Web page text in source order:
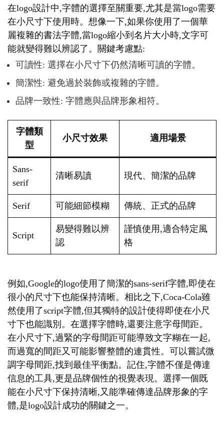
在logo設計中,字體的選擇至關重要,尤其是當logo需要
在小尺寸下使用時。想像一下,如果你使用了一個華
麗複雜的書法字體,當logo縮小到名片大小時,文字可
能就變得難以辨認了。關鍵考慮點:
可讀性: 選擇在小尺寸下仍然清晰可讀的字體。
簡潔性: 避免過於裝飾或複雜的字體。
品牌一致性: 字體應與品牌形象相符。
字體類
型
小尺寸效果 適用場景
Sans-
serif
清晰易讀 現代、簡潔的品牌
Serif 可能細節模糊 傳統、正式的品牌
Script
易變得難以辨
認
謹慎使用,適合特定風
格
例如,Google的logo使用了簡潔的sans-serif字體,即使在
很小的尺寸下也能保持清晰。相比之下,Coca-Cola雖
然使用了script字體,但其獨特的設計使得即使在小尺
寸下也能識別。在選擇字體時,還要注意字母間距。
在小尺寸下,過緊的字母間距可能導致文字糊在一起,
而過寬的間距又可能影響整體的連貫性。可以嘗試微
調字母間距,找到最佳平衡點。記住,字體不僅是傳達
信息的工具,更是品牌個性的視覺表現。選擇一個既
能在小尺寸下保持清晰,又能準確傳達品牌形象的字
體,是logo設計成功的關鍵之一。